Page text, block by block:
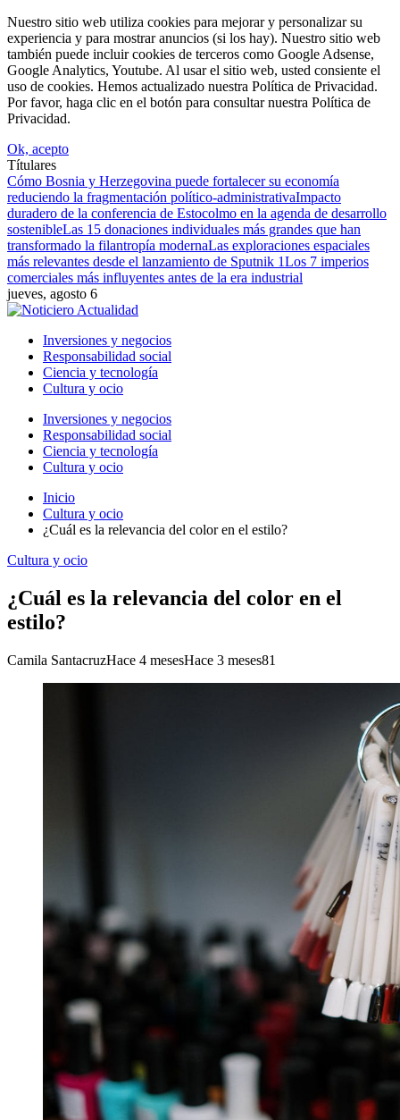
Nuestro sitio web utiliza cookies para mejorar y personalizar su
experiencia y para mostrar anuncios (si los hay). Nuestro sitio web
también puede incluir cookies de terceros como Google Adsense,
Google Analytics, Youtube. Al usar el sitio web, usted consiente el
uso de cookies. Hemos actualizado nuestra Política de Privacidad.
Por favor, haga clic en el botón para consultar nuestra Política de
Privacidad.
Ok, acepto
Títulares
Cómo Bosnia y Herzegovina puede fortalecer su economía
reduciendo la fragmentación político-administrativaImpacto
duradero de la conferencia de Estocolmo en la agenda de desarrollo
sostenibleLas 15 donaciones individuales más grandes que han
transformado la filantropía modernaLas exploraciones espaciales
más relevantes desde el lanzamiento de Sputnik 1Los 7 imperios
comerciales más influyentes antes de la era industrial
jueves, agosto 6
Inversiones y negocios
Responsabilidad social
Ciencia y tecnología
Cultura y ocio
Inversiones y negocios
Responsabilidad social
Ciencia y tecnología
Cultura y ocio
Inicio
Cultura y ocio
¿Cuál es la relevancia del color en el estilo?
Cultura y ocio
¿Cuál es la relevancia del color en el
estilo?
Camila SantacruzHace 4 mesesHace 3 meses81